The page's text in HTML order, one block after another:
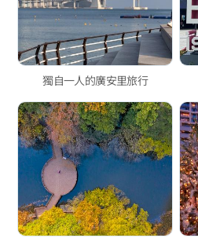
獨自一人的廣安里旅行